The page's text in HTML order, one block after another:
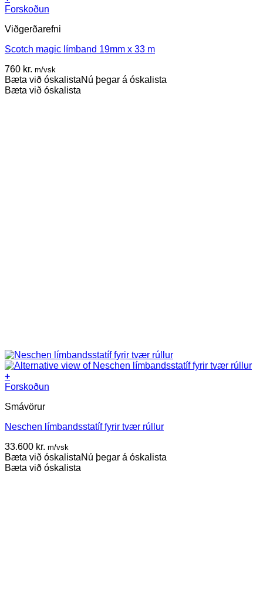
Forskoðun
Viðgerðarefni
Scotch magic límband 19mm x 33 m
760 kr. m/vsk
Bæta við óskalistaNú þegar á óskalista
Bæta við óskalista
+
Forskoðun
Smávörur
Neschen límbandsstatíf fyrir tvær rúllur
33.600 kr. m/vsk
Bæta við óskalistaNú þegar á óskalista
Bæta við óskalista